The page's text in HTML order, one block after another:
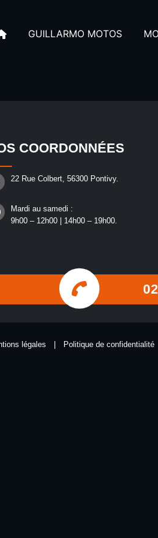
GUILLARMO MOTOS
COORDONNÉES
22 Rue Colbert, 56300 Pontivy.
Mardi au samedi :
9h00 – 12h00 | 14h00 – 19h00.
légales | Politique de confidentialité